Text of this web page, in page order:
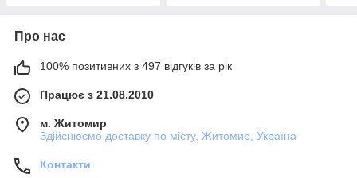
Про нас
100% позитивних з 497 відгуків за рік
Працює з 21.08.2010
м. Житомир
Здійснюємо доставку по місту, Житомир, Україна
Контакти